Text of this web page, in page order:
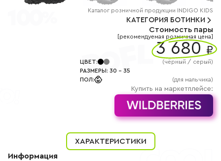
+7
АВТОРИЗАЦИЯ
РЕГИСТРАЦИЯ
Каталог розничной продукции INDIGO KIDS
КАТЕГОРИЯ БОТИНКИ
Стоимость пары
[рекомендуемая розничная цена]
3 680 ₽
ЦВЕТ: (чёрный / серый)
РАЗМЕРЫ: 30 - 35
ПОЛ: (для мальчика)
Купить на маркетплейсе:
ХАРАКТЕРИСТИКИ
Информация